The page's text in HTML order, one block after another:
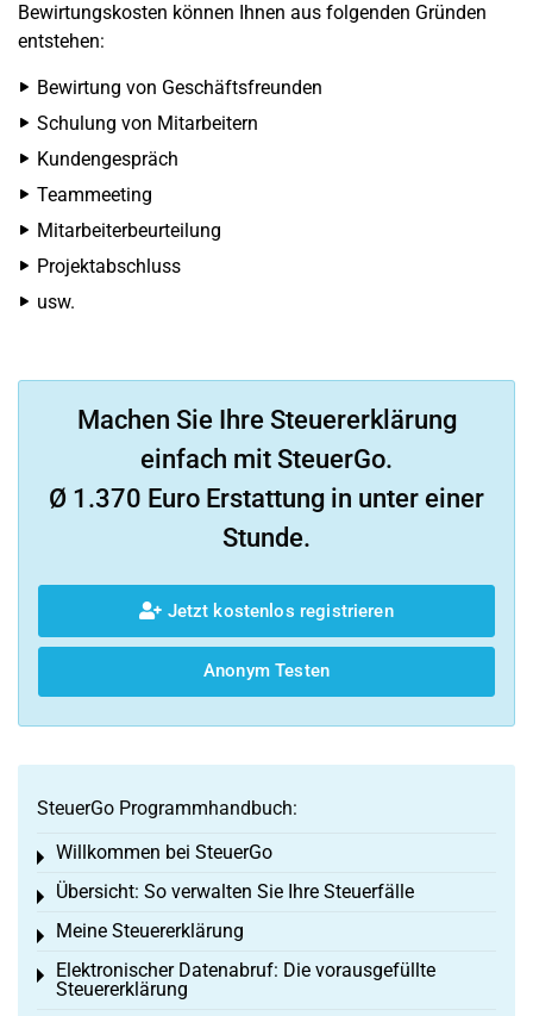
Bewirtungskosten können Ihnen aus folgenden Gründen
entstehen:
Bewirtung von Geschäftsfreunden
Schulung von Mitarbeitern
Kundengespräch
Teammeeting
Mitarbeiterbeurteilung
Projektabschluss
usw.
Machen Sie Ihre Steuererklärung
einfach mit SteuerGo.
Ø 1.370 Euro Erstattung in unter einer
Stunde.
Jetzt kostenlos registrieren
Anonym Testen
SteuerGo Programmhandbuch:
Willkommen bei SteuerGo
Toggle menu
Übersicht: So verwalten Sie Ihre Steuerfälle
Toggle menu
Meine Steuererklärung
Toggle menu
Elektronischer Datenabruf: Die vorausgefüllte
Steuererklärung
Toggle menu